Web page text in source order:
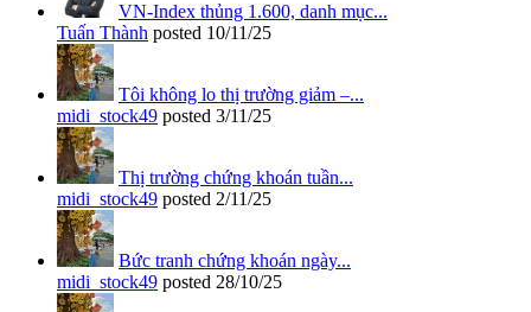
VN-Index thủng 1.600, danh mục...
Tuấn Thành posted 10/11/25
Tôi không lo thị trường giảm –...
midi_stock49 posted 3/11/25
Thị trường chứng khoán tuần...
midi_stock49 posted 2/11/25
Bức tranh chứng khoán ngày...
midi_stock49 posted 28/10/25